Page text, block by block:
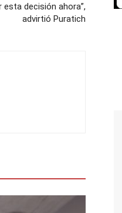
decisión ahora”,
advirtió Puratich